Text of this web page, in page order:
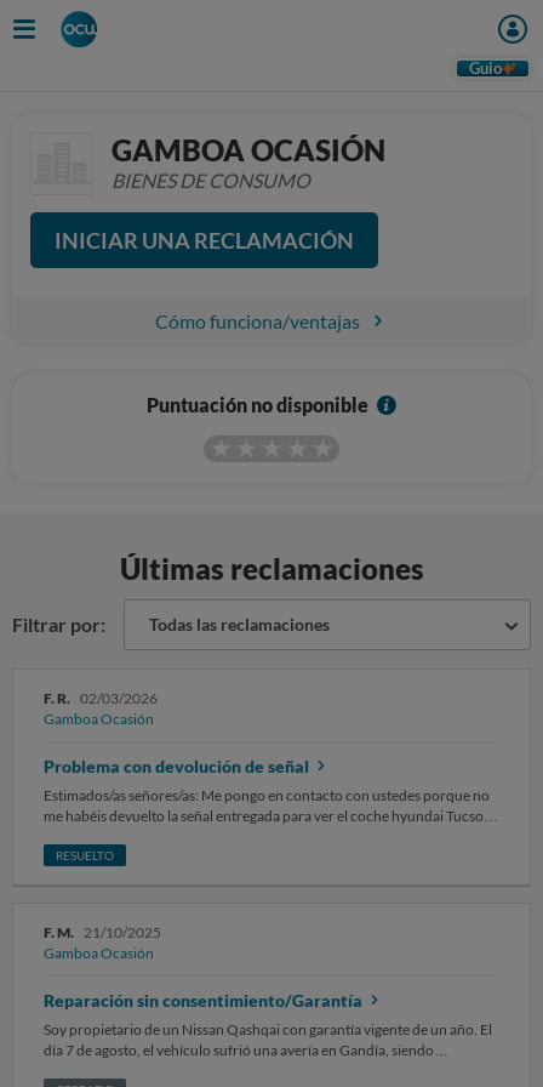
Guio
GAMBOA OCASIÓN
BIENES DE CONSUMO
INICIAR UNA RECLAMACIÓN
Cómo funciona/ventajas
Puntuación no disponible
I
Últimas reclamaciones
Filtrar por: Todas las reclamaciones
F. R. 02/03/2026
Gamboa Ocasión
Problema con devolución de señal
Estimados/as señores/as: Me pongo en contacto con ustedes porque no
me habéis devuelto la señal entregada para ver el coche hyundai Tucson
el que se me explicó (coche de gerencia, cuando según informe de la
devolución. Sin otro particular, atentamente.
RESUELTO
F. M. 21/10/2025
Gamboa Ocasión
Reparación sin consentimiento/Garantía
Soy propietario de un Nissan Qashqai con garantía vigente de un año. El
día 7 de agosto, el vehículo sufrió una avería en Gandía, siendo